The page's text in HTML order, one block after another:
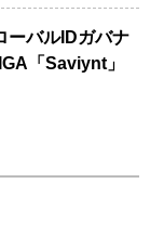
ーバルIDガバナ
「Saviynt」